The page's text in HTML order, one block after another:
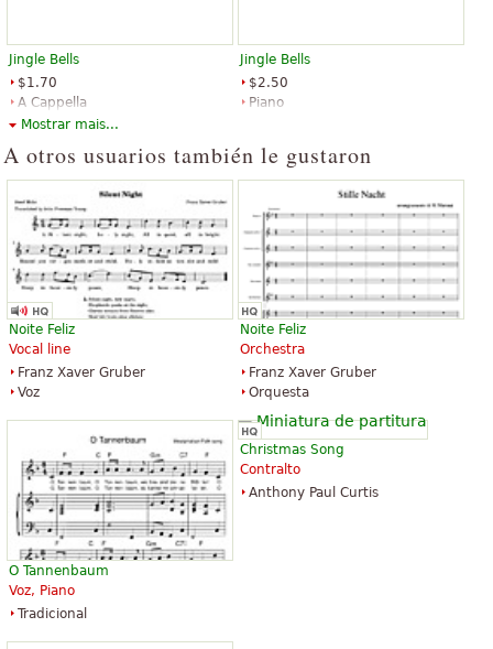
Jingle Bells
$1.70
A Cappella
Hal Leonard
Jingle Bells
$2.50
Piano
Jingle Bells
$19.95
Choral, Vocal
Hal Leonard
Jingle Bells Rock! (A Medley)
$30.00
Choral, Vocal
Alfred Publishing
Mostrar mais...
A otros usuarios también le gustaron
Noite Feliz
Vocal line
Franz Xaver Gruber
Voz
Noite Feliz
Orchestra
Franz Xaver Gruber
Orquesta
O Tannenbaum
Voz, Piano
Tradicional
Christmas Song
Contralto
Anthony Paul Curtis